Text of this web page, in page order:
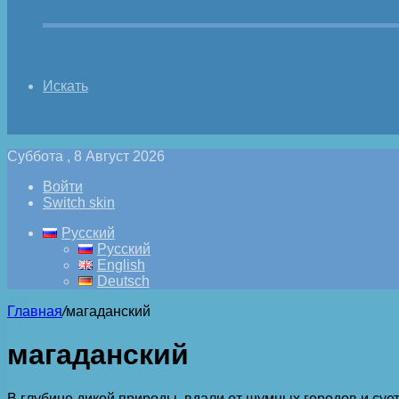
Искать
Суббота , 8 Август 2026
Войти
Switch skin
Русский
Русский
English
Deutsch
Главная/магаданский
магаданский